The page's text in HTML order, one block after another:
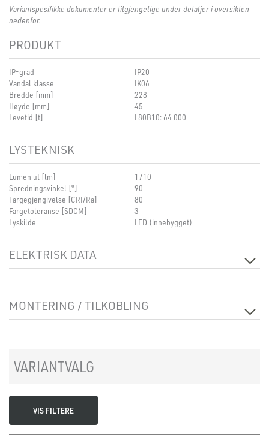
Variantspesifikke dokumenter er tilgjengelige under detaljer i oversikten
nedenfor.
PRODUKT
IP-grad
IP20
Vandal klasse
IK06
Bredde [mm]
228
Høyde [mm]
45
Levetid [t]
L80B10: 64 000
LYSTEKNISK
Lumen ut [lm]
1710
Spredningsvinkel [°]
90
Fargegjengivelse [CRI/Ra]
80
Fargetoleranse [SDCM]
3
Lyskilde
LED (innebygget)
ELEKTRISK DATA
Isolasjonsklasse
2
Maks. belastning pr. kurs - C16
Strøm LED [mA]
Spenning ut, maks. [V]
MONTERING / TILKOBLING
VARIANTVALG
VIS FILTERE